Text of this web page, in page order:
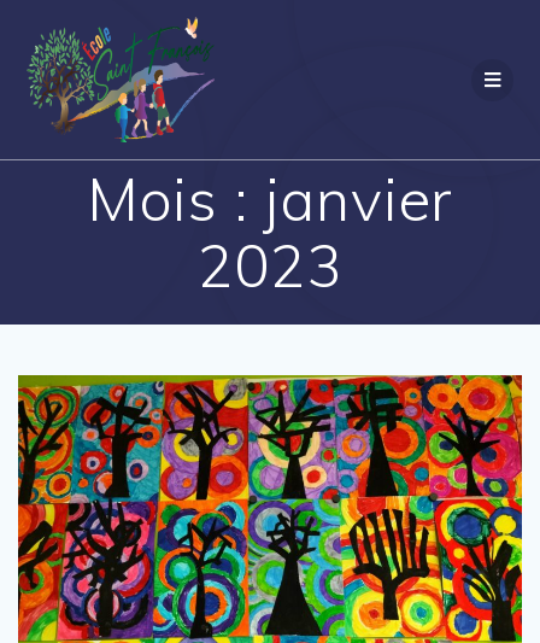
Mois : janvier
2023